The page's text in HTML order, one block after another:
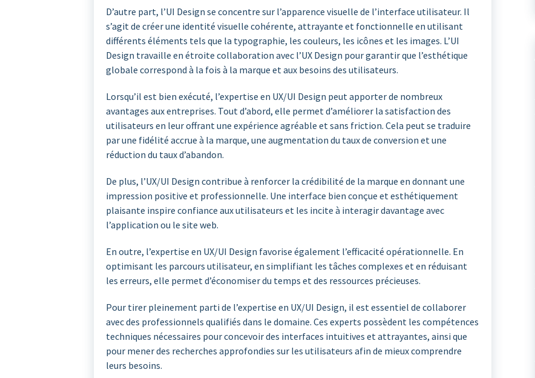
D’autre part, l’UI Design se concentre sur l’apparence visuelle de l’interface utilisateur. Il
s’agit de créer une identité visuelle cohérente, attrayante et fonctionnelle en utilisant
différents éléments tels que la typographie, les couleurs, les icônes et les images. L’UI
Design travaille en étroite collaboration avec l’UX Design pour garantir que l’esthétique
globale correspond à la fois à la marque et aux besoins des utilisateurs.
Lorsqu’il est bien exécuté, l’expertise en UX/UI Design peut apporter de nombreux
avantages aux entreprises. Tout d’abord, elle permet d’améliorer la satisfaction des
utilisateurs en leur offrant une expérience agréable et sans friction. Cela peut se traduire
par une fidélité accrue à la marque, une augmentation du taux de conversion et une
réduction du taux d’abandon.
De plus, l’UX/UI Design contribue à renforcer la crédibilité de la marque en donnant une
impression positive et professionnelle. Une interface bien conçue et esthétiquement
plaisante inspire confiance aux utilisateurs et les incite à interagir davantage avec
l’application ou le site web.
En outre, l’expertise en UX/UI Design favorise également l’efficacité opérationnelle. En
optimisant les parcours utilisateur, en simplifiant les tâches complexes et en réduisant
les erreurs, elle permet d’économiser du temps et des ressources précieuses.
Pour tirer pleinement parti de l’expertise en UX/UI Design, il est essentiel de collaborer
avec des professionnels qualifiés dans le domaine. Ces experts possèdent les compétences
techniques nécessaires pour concevoir des interfaces intuitives et attrayantes, ainsi que
pour mener des recherches approfondies sur les utilisateurs afin de mieux comprendre
leurs besoins.